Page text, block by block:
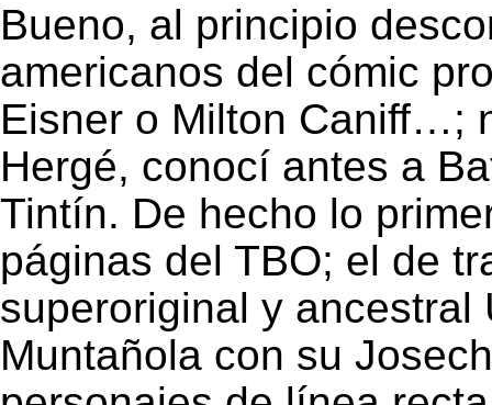
Bueno, al principio
americanos del cómic
Eisner o Milton Caniff…;
Hergé, conocí antes a
Tintín. De hecho lo
páginas del TBO; el de
superoriginal y
Muntañola con su